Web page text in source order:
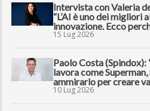
Intervista con Valeria
“L’AI è uno dei migliori
innovazione. Ecco
15 Lug 2026
Paolo Costa (Spindox):
lavora come
ammirarlo per creare
10 Lug 2026